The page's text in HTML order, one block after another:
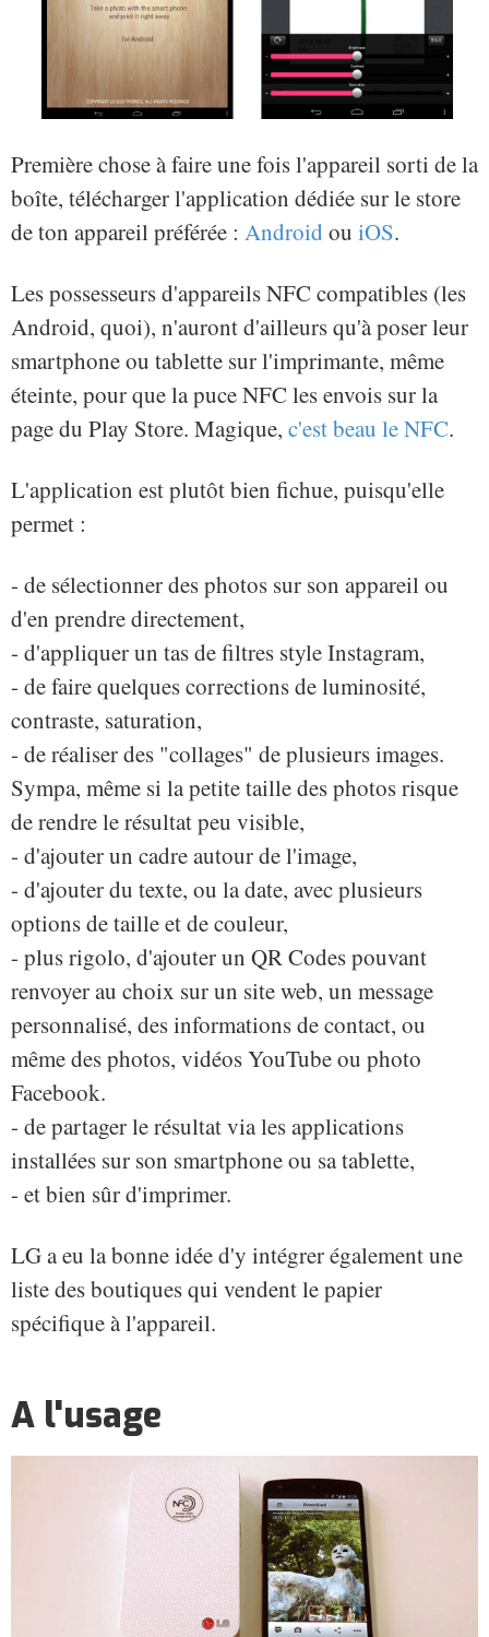
Première chose à faire une fois l'appareil sorti de la
boîte, télécharger l'application dédiée sur le store
de ton appareil préférée : Android ou iOS.
Les possesseurs d'appareils NFC compatibles (les
Android, quoi), n'auront d'ailleurs qu'à poser leur
smartphone ou tablette sur l'imprimante, même
éteinte, pour que la puce NFC les envois sur la
page du Play Store. Magique, c'est beau le NFC.
L'application est plutôt bien fichue, puisqu'elle
permet :
- de sélectionner des photos sur son appareil ou
d'en prendre directement,
- d'appliquer un tas de filtres style Instagram,
- de faire quelques corrections de luminosité,
contraste, saturation,
- de réaliser des "collages" de plusieurs images.
Sympa, même si la petite taille des photos risque
de rendre le résultat peu visible,
- d'ajouter un cadre autour de l'image,
- d'ajouter du texte, ou la date, avec plusieurs
options de taille et de couleur,
- plus rigolo, d'ajouter un QR Codes pouvant
renvoyer au choix sur un site web, un message
personnalisé, des informations de contact, ou
même des photos, vidéos YouTube ou photo
Facebook.
- de partager le résultat via les applications
installées sur son smartphone ou sa tablette,
- et bien sûr d'imprimer.
LG a eu la bonne idée d'y intégrer également une
liste des boutiques qui vendent le papier
spécifique à l'appareil.
A l'usage